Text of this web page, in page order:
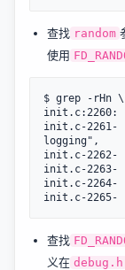
查找 random
使用
$ grep -rHn
init.c:2260:	{ .name = "random",
init.c-2261-	  .help = "Random generation
logging",
init.c-2262-	  .shift = FD_RANDOM,
init.c-2263-	},
init.c-2264-	{ .name = "parse",
查找
义在 debug.h